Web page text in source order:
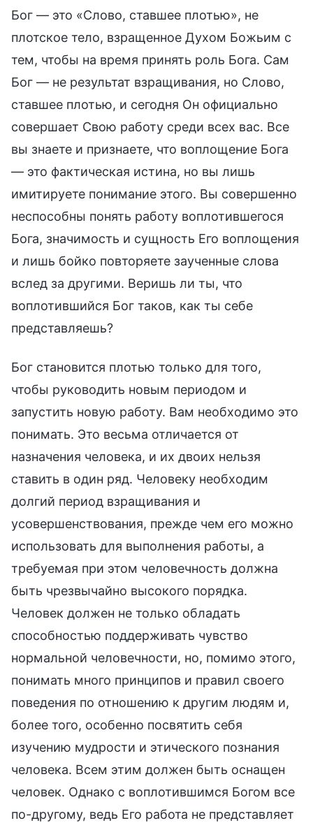
Бог — это «Слово, ставшее плотью», не
плотское тело, взращенное Духом Божьим с
тем, чтобы на время принять роль Бога. Сам
Бог — не результат взращивания, но Слово,
ставшее плотью, и сегодня Он официально
совершает Свою работу среди всех вас. Все
вы знаете и признаете, что воплощение Бога
— это фактическая истина, но вы лишь
имитируете понимание этого. Вы совершенно
неспособны понять работу воплотившегося
Бога, значимость и сущность Его воплощения
и лишь бойко повторяете заученные слова
вслед за другими. Веришь ли ты, что
воплотившийся Бог таков, как ты себе
представляешь?
Бог становится плотью только для того,
чтобы руководить новым периодом и
запустить новую работу. Вам необходимо это
понимать. Это весьма отличается от
назначения человека, и их двоих нельзя
ставить в один ряд. Человеку необходим
долгий период взращивания и
усовершенствования, прежде чем его можно
использовать для выполнения работы, а
требуемая при этом человечность должна
быть чрезвычайно высокого порядка.
Человек должен не только обладать
способностью поддерживать чувство
нормальной человечности, но, помимо этого,
понимать много принципов и правил своего
поведения по отношению к другим людям и,
более того, особенно посвятить себя
изучению мудрости и этического познания
человека. Всем этим должен быть оснащен
человек. Однако с воплотившимся Богом все
по-другому, ведь Его работа не представляет